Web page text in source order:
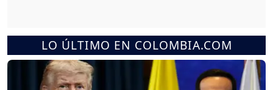
LO ÚLTIMO EN COLOMBIA.COM